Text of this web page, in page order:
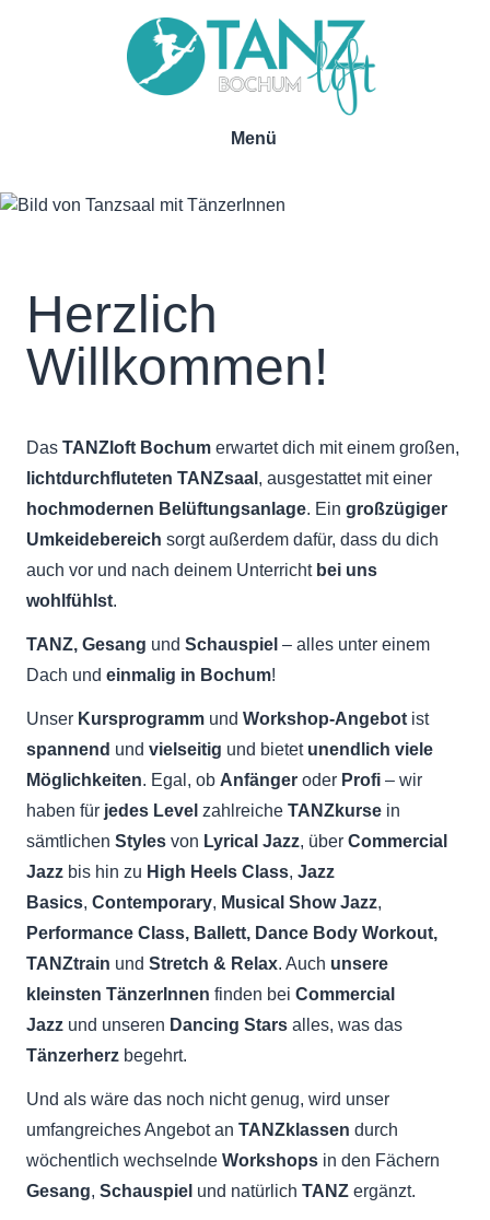
zum
navigation
Menü
Herzlich
Willkommen!
Das TANZloft Bochum erwartet dich mit einem großen,
lichtdurchfluteten TANZsaal , ausgestattet mit einer
hochmodernen Belüftungsanlage. Ein großzügiger
Umkeidebereich sorgt außerdem dafür, dass du dich
auch vor und nach deinem Unterricht bei uns
wohlfühlst.
TANZ, Gesang und Schauspiel – alles unter einem
Dach und einmalig in Bochum!
Unser Kursprogramm und Workshop-Angebot ist
spannend und vielseitig und bietet unendlich viele
Möglichkeiten. Egal, ob Anfänger oder Profi – wir
haben für jedes Level zahlreiche TANZkurse in
sämtlichen Styles von Lyrical Jazz, über Commercial
Jazz bis hin zu High Heels Class, Jazz
Basics, Contemporary, Musical Show Jazz,
Performance Class, Ballett, Dance Body Workout,
TANZtrain und Stretch & Relax. Auch unsere
kleinsten TänzerInnen finden bei Commercial
Jazz und unseren Dancing Stars alles, was das
Tänzerherz begehrt.
Und als wäre das noch nicht genug, wird unser
umfangreiches Angebot an TANZklassen durch
wöchentlich wechselnde Workshops in den Fächern
Gesang, Schauspiel und natürlich TANZ ergänzt.